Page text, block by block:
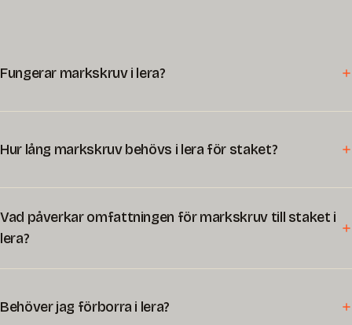
Fungerar markskruv i lera?
Hur lång markskruv behövs i lera för staket?
Vad påverkar omfattningen för markskruv till staket i
lera?
Behöver jag förborra i lera?